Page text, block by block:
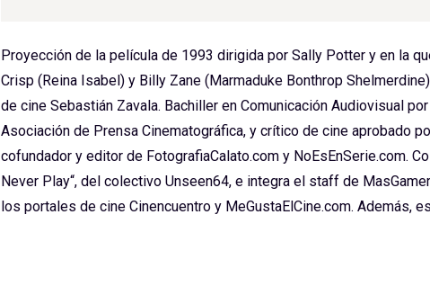
Proyección de la película de 1993 dirigida por Sally Potter y en la
Crisp (Reina Isabel) y Billy Zane (Marmaduke Bonthrop
de cine Sebastián Zavala. Bachiller en Comunicación Audiovisual
Asociación de Prensa Cinematográfica, y crítico de cine aprobado
cofundador y editor de FotografiaCalato.com y NoEsEnSerie.com.
Never Play“, del colectivo Unseen64, e integra el staff de
los portales de cine Cinencuentro y MeGustaElCine.com. Además,